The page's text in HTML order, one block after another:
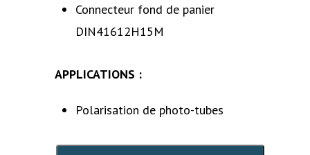
Connecteur fond de panier
DIN41612H15M
APPLICATIONS :
Polarisation de photo-tubes